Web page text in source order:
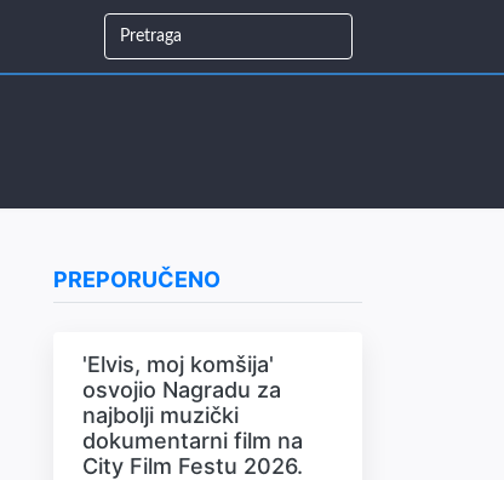
PREPORUČENO
'Elvis, moj komšija'
osvojio Nagradu za
najbolji muzički
dokumentarni film na
City Film Festu 2026.